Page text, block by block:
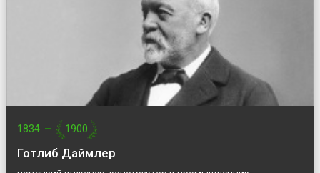
1834 — 1900
Готлиб Даймлер